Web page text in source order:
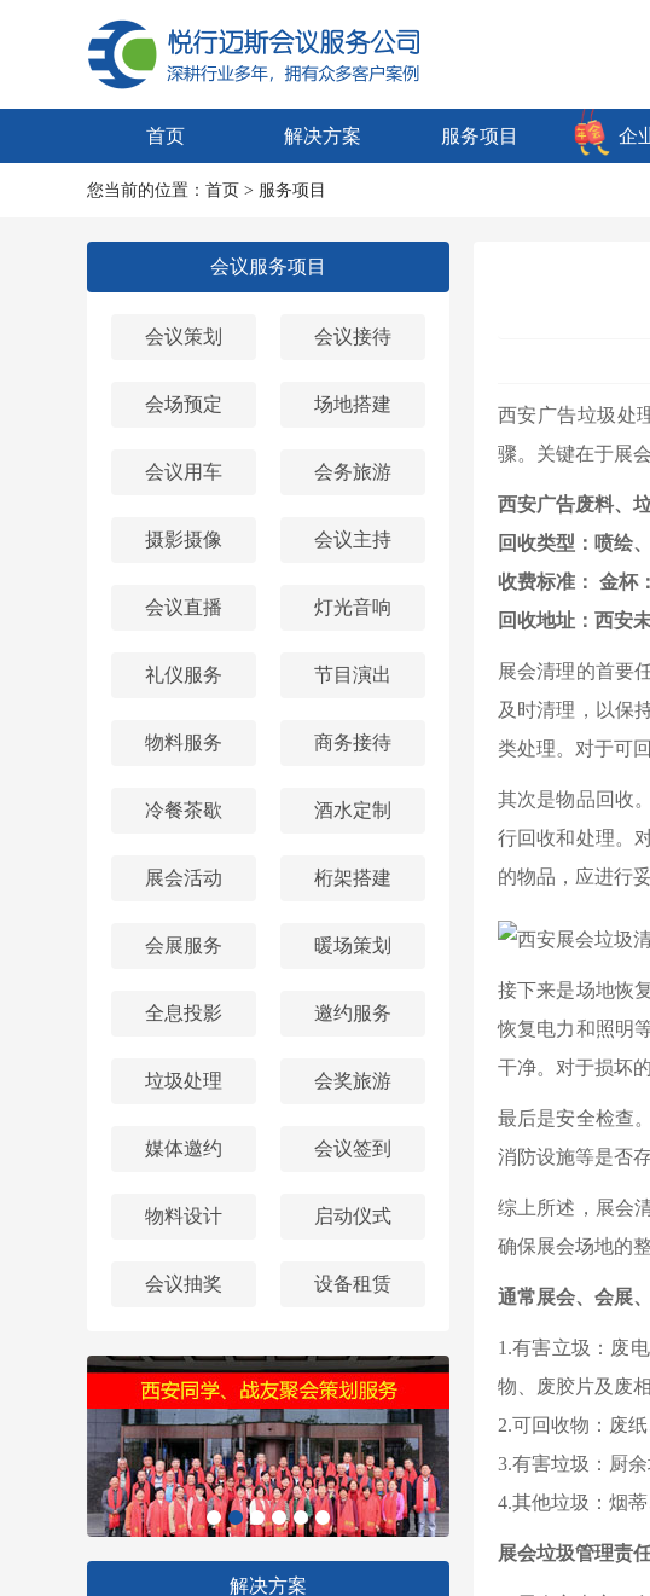
首页 解决方案 服务项目 企
您当前的位置： 首页 > 服务项目
会议服务项目
会议策划 会议接待
会场预定 场地搭建
会议用车 会务旅游
摄影摄像 会议主持
会议直播 灯光音响
礼仪服务 节目演出
物料服务 商务接待
冷餐茶歇 酒水定制
展会活动 桁架搭建
会展服务 暖场策划
全息投影 邀约服务
垃圾处理 会奖旅游
媒体邀约 会议签到
物料设计 启动仪式
会议抽奖 设备租赁
解决方案
西安广告垃圾处
骤。关键在于展
西安广告废料、
回收类型：喷绘
收费标准： 金杯
回收地址：西安
展会清理的首要
及时清理，以保
类处理。对于可
其次是物品回收
行回收和处理。
的物品，应进行
接下来是场地恢
恢复电力和照明
干净。对于损坏
最后是安全检查
消防设施等是否
综上所述，展会
确保展会场地的
通常展会、会展
1.有害立圾：废
物、废胶片及废相
2.可回收物：废
3.有害垃圾：厨
4.其他垃圾：烟
展会垃圾管理责